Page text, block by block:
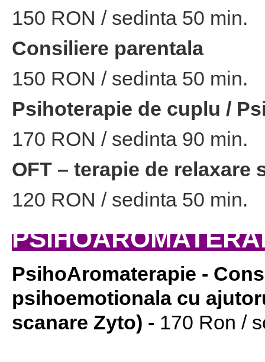
150 RON / sedinta 50 min.
Consiliere parentala
150 RON / sedinta 50 min.
Psihoterapie de cuplu /
170 RON / sedinta 90 min.
OFT – terapie de
120 RON / sedinta 50 min.
PsihoAromaterapie -
psihoemotionala cu
scanare Zyto) - 170 Ron /